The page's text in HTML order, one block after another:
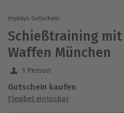
mydays Gutschein
Schießtraining
Waffen München
1 Person
Gutschein kaufen
Flexibel einlösbar